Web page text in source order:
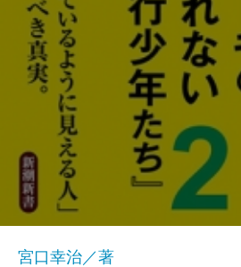
宮口幸治／著